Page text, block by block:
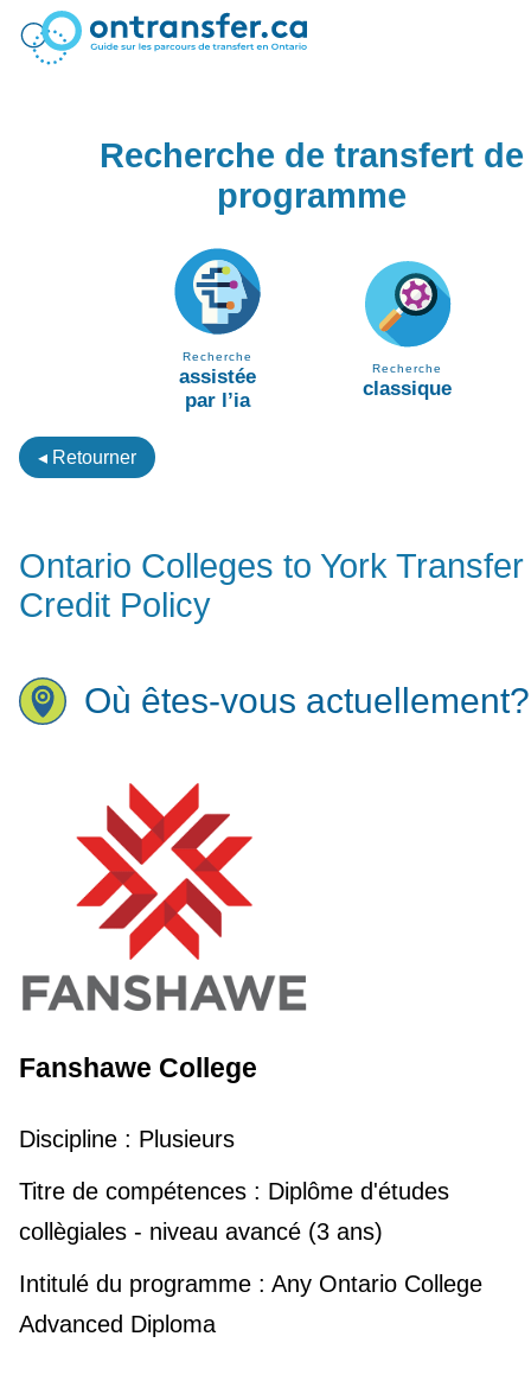
Recherche de transfert de
programme
Recherche
assistée
par l’ia
Recherche
classique
◂ Retourner
Ontario Colleges to York Transfer
Credit Policy
Où êtes-vous actuellement?
Fanshawe College
Discipline : Plusieurs
Titre de compétences : Diplôme d'études
collègiales - niveau avancé (3 ans)
Intitulé du programme : Any Ontario College
Advanced Diploma